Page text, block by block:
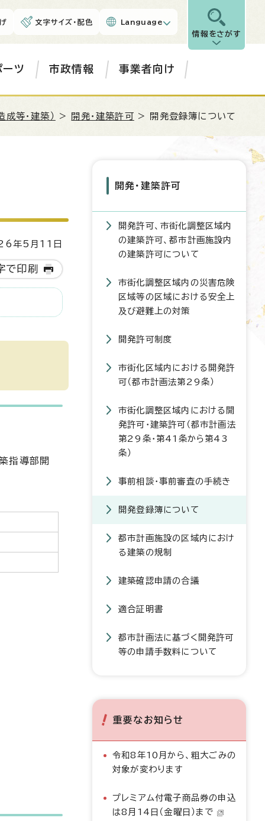
文字サイズ・配色 Language
情報をさがす
ーツ 市政情報 事業者向け
等・建築） > 開発・建築許可 > 開発登録簿について
年5月11日
で印刷
指導部開
開発・建築許可
開発許可、市街化調整区域内
の建築許可、都市計画施設内
の建築許可について
市街化調整区域内の災害危険
区域等の区域における安全上
及び避難上の対策
開発許可制度
市街化区域内における開発許
可（都市計画法第29条）
市街化調整区域内における開
発許可・建築許可（都市計画法
第29条・第41条から第43
条）
事前相談・事前審査の手続き
開発登録簿について
都市計画施設の区域内におけ
る建築の規制
建築確認申請の合議
適合証明書
都市計画法に基づく開発許可
等の申請手数料について
重要なお知らせ
令和8年10月から、粗大ごみの
対象が変わります
プレミアム付電子商品券の申込
は8月14日（金曜日）まで